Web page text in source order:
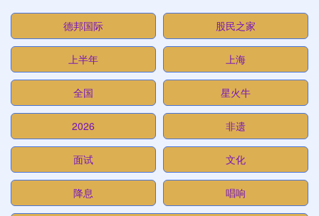
德邦国际 股民之家
上半年 上海
全国 星火牛
2026 非遗
面试 文化
降息 唱响